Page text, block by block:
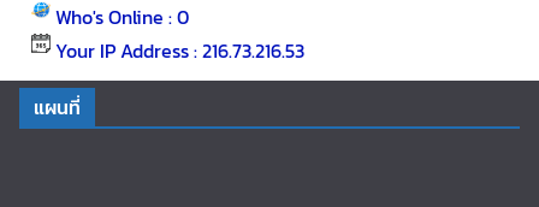
Who's Online : 0
Your IP Address : 216.73.216.53
แผนที่